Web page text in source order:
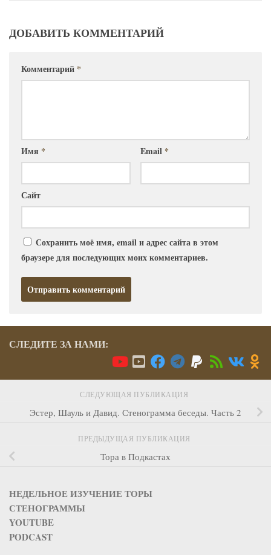
ДОБАВИТЬ КОММЕНТАРИЙ
Комментарий *
Имя * Email *
Сайт
Сохранить моё имя, email и адрес сайта в этом
браузере для последующих моих комментариев.
СЛЕДИТЕ ЗА НАМИ:
СЛЕДУЮЩАЯ ПУБЛИКАЦИЯ
Эстер, Шауль и Давид. Стенограмма беседы. Часть 2
ПРЕДЫДУЩАЯ ПУБЛИКАЦИЯ
Тора в Подкастах
НЕДЕЛЬНОЕ ИЗУЧЕНИЕ ТОРЫ
СТЕНОГРАММЫ
YOUTUBE
PODCAST